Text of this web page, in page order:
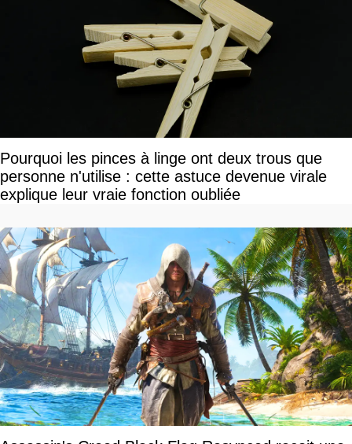
Pourquoi les pinces à linge ont deux trous que
personne n'utilise : cette astuce devenue virale
explique leur vraie fonction oubliée